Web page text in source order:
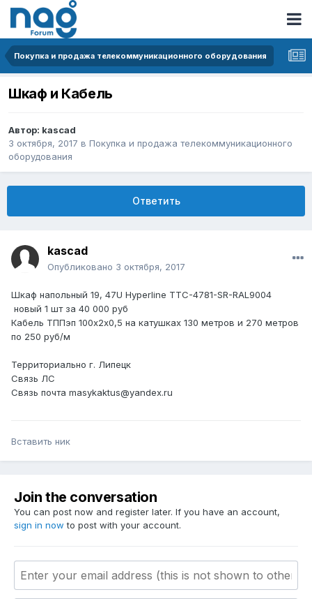
Покупка и продажа телекоммуникационного оборудования
Шкаф и Кабель
Автор: kascad
3 октября, 2017 в Покупка и продажа телекоммуникационного
оборудования
Ответить
kascad
Опубликовано 3 октября, 2017
Шкаф напольный 19, 47U Hyperline TTC-4781-SR-RAL9004
новый 1 шт за 40 000 руб
Кабель ТППэп 100х2х0,5 на катушках 130 метров и 270 метров
по 250 руб/м
Территориально г. Липецк
Связь ЛС
Связь почта masykaktus@yandex.ru
Вставить ник
Join the conversation
You can post now and register later. If you have an account,
sign in now to post with your account.